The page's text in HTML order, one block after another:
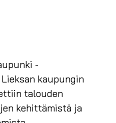
-
kaupungin
talouden
kehittämistä ja